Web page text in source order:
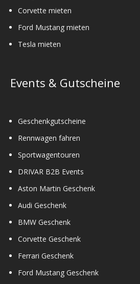
Corvette mieten
Ford Mustang mieten
Tesla mieten
Events & Gutscheine
Geschenkgutscheine
Rennwagen fahren
Sportwagentouren
DRIVAR B2B Events
Aston Martin Geschenk
Audi Geschenk
BMW Geschenk
Corvette Geschenk
Ferrari Geschenk
Ford Mustang Geschenk